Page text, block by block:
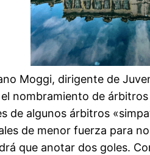
Moggi, dirigente de
nombramiento de
de algunos árbitros
de menor fuerza para
que anotar dos goles.